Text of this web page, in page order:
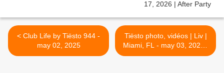
< Club Life by Tiësto 944 -
may 02, 2025
Tiësto photo, vidéos | Liv |
Miami, FL - may 03, 2025 |
Race Week >